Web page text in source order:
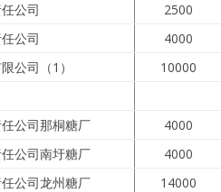
公司
2500
公司
4000
公司（1） 10000
公司那桐糖厂
4000
公司南圩糖厂
4000
公司龙州糖厂
14000